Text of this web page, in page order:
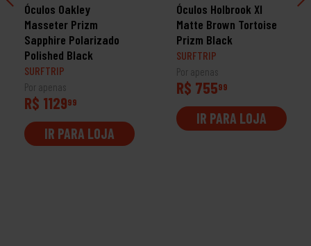
Óculos Oakley
Masseter Prizm
Sapphire Polarizado
Polished Black
SURFTRIP
Por apenas
R$ 112999
IR PARA LOJA
Óculos Holbrook Xl
Matte Brown Tortoise
Prizm Black
SURFTRIP
Por apenas
R$ 75599
IR PARA LOJA